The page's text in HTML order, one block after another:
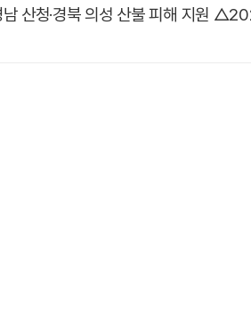
산청·경북 의성 산불 피해 지원